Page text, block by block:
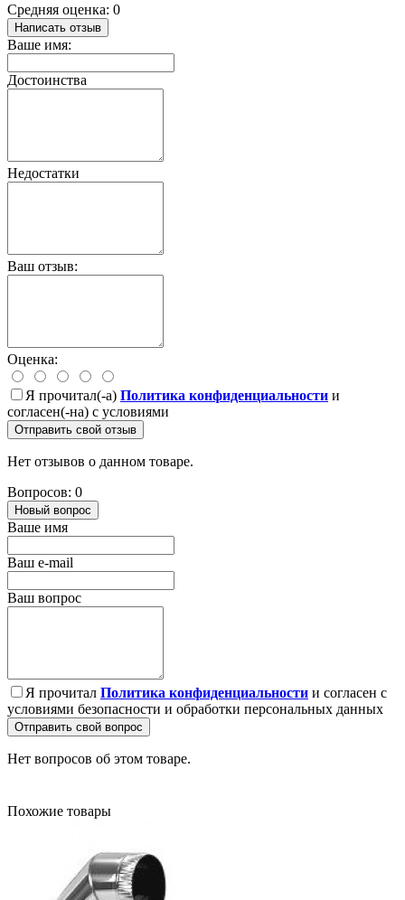
Средняя оценка: 0
Написать отзыв
Ваше имя:
Достоинства
Недостатки
Ваш отзыв:
Оценка:
Я прочитал(-а) Политика конфиденциальности и
согласен(-на) с условиями
Отправить свой отзыв
Нет отзывов о данном товаре.
Вопросов: 0
Новый вопрос
Ваше имя
Ваш e-mail
Ваш вопрос
Я прочитал Политика конфиденциальности и согласен с
условиями безопасности и обработки персональных данных
Отправить свой вопрос
Нет вопросов об этом товаре.
Похожие товары